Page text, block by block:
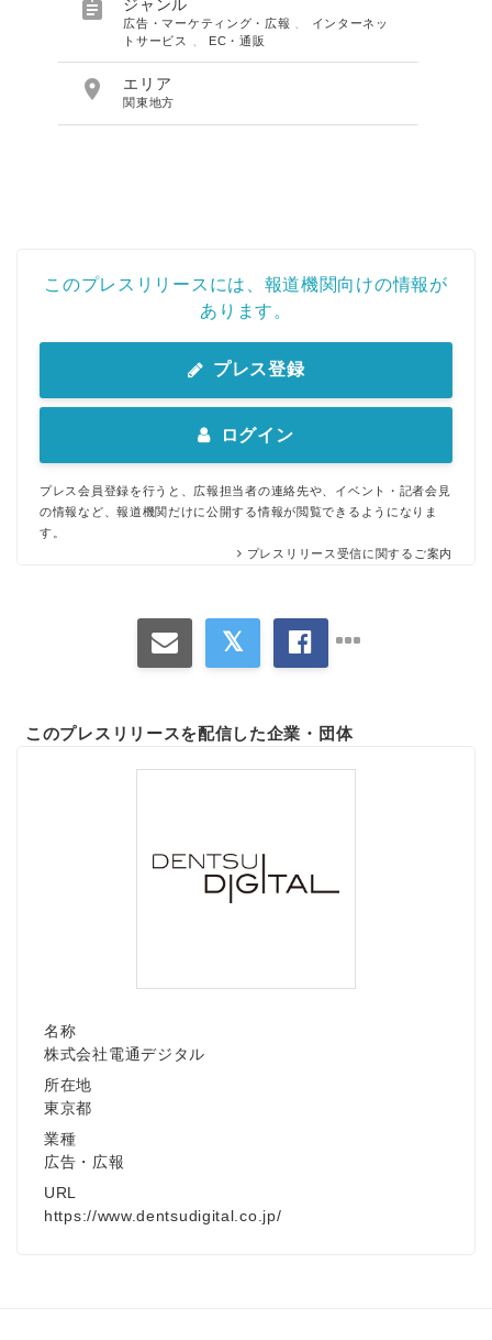
 ジャンル
広告・マーケティング・広報
インターネッ
トサービス
EC・通販
 エリア
関東地方
このプレスリリースには、報道機関向けの情報が
あります。
プレス登録
ログイン
プレス会員登録を行うと、広報担当者の連絡先や、イベント・記者会見
の情報など、報道機関だけに公開する情報が閲覧できるようになりま
す。
プレスリリース受信に関するご案内
このプレスリリースを配信した企業・団体
名称
株式会社電通デジタル
所在地
東京都
業種
広告・広報
URL
https://www.dentsudigital.co.jp/